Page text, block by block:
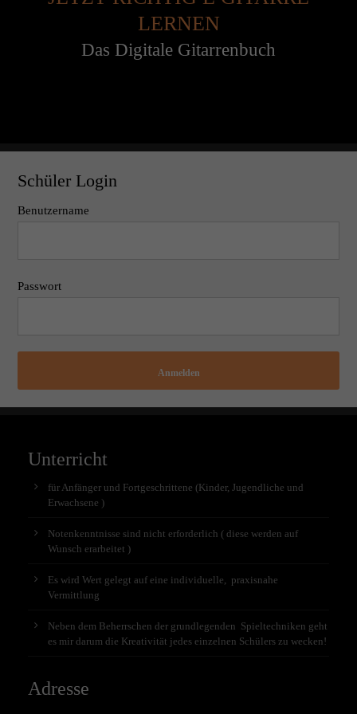
LERNEN
Das Digitale Gitarrenbuch
Schüler Login
Benutzername
Passwort
Anmelden
Unterricht
für Anfänger und Fortgeschrittene (Kinder, Jugendliche und
Erwachsene )
Notenkenntnisse sind nicht erforderlich ( diese werden auf
Wunsch erarbeitet )
Es wird Wert gelegt auf eine individuelle, praxisnahe
Vermittlung
Neben dem Beherrschen der grundlegenden Spieltechniken geht
es mir darum die Kreativität jedes einzelnen Schülers zu wecken!
Adresse